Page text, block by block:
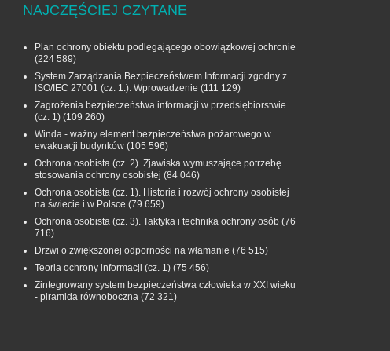
NAJCZĘŚCIEJ CZYTANE
Plan ochrony obiektu podlegającego obowiązkowej ochronie
(224 589)
System Zarządzania Bezpieczeństwem Informacji zgodny z
ISO/IEC 27001 (cz. 1.). Wprowadzenie (111 129)
Zagrożenia bezpieczeństwa informacji w przedsiębiorstwie
(cz. 1) (109 260)
Winda - ważny element bezpieczeństwa pożarowego w
ewakuacji budynków (105 596)
Ochrona osobista (cz. 2). Zjawiska wymuszające potrzebę
stosowania ochrony osobistej (84 046)
Ochrona osobista (cz. 1). Historia i rozwój ochrony osobistej
na świecie i w Polsce (79 659)
Ochrona osobista (cz. 3). Taktyka i technika ochrony osób (76
716)
Drzwi o zwiększonej odporności na włamanie (76 515)
Teoria ochrony informacji (cz. 1) (75 456)
Zintegrowany system bezpieczeństwa człowieka w XXI wieku
- piramida równoboczna (72 321)